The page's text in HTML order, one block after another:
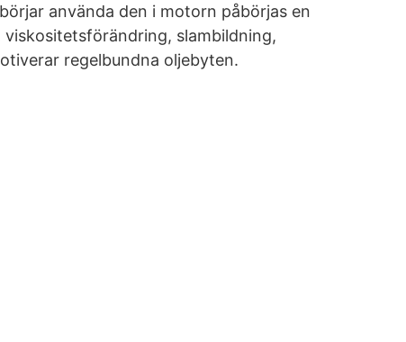
använda den i motorn påbörjas en
slambildning,
regelbundna oljebyten.